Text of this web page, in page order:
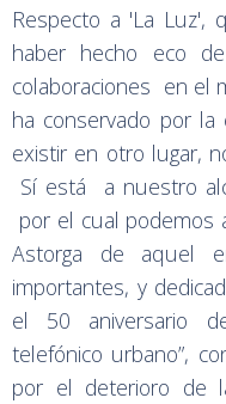
Respecto a 'La Luz',
haber hecho eco
colaboraciones en el
ha conservado por
existir en otro lugar,
Sí está a nuestro
por el cual podemos
Astorga de aquel
importantes, y
el 50 aniversario
telefónico urbano”,
por el deterioro de